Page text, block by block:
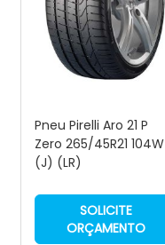
Pneu Pirelli Aro 21 P
Zero 265/45R21 104W
(J) (LR)
SOLICITE
ORÇAMENTO